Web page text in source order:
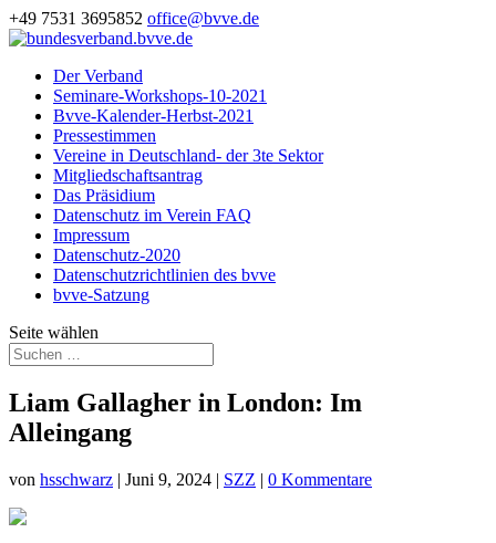
+49 7531 3695852 office@bvve.de
Der Verband
Seminare-Workshops-10-2021
Bvve-Kalender-Herbst-2021
Pressestimmen
Vereine in Deutschland- der 3te Sektor
Mitgliedschaftsantrag
Das Präsidium
Datenschutz im Verein FAQ
Impressum
Datenschutz-2020
Datenschutzrichtlinien des bvve
bvve-Satzung
Seite wählen
Liam Gallagher in London: Im
Alleingang
von hsschwarz | Juni 9, 2024 | SZZ | 0 Kommentare